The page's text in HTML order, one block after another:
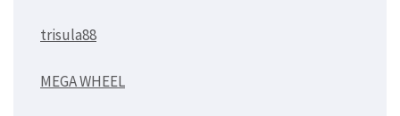
trisula88
MEGA WHEEL